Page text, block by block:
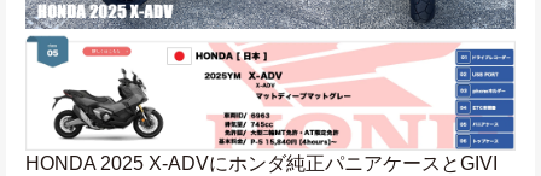
HONDA 2025 X-ADVにホンダ純正パニアケースとGIVI